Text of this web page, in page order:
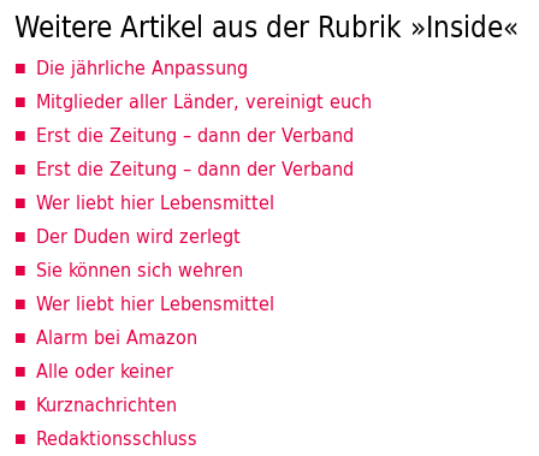
Weitere Artikel aus der Rubrik »Inside«
Die jährliche Anpassung
Mitglieder aller Länder, vereinigt euch
Erst die Zeitung – dann der Verband
Erst die Zeitung – dann der Verband
Wer liebt hier Lebensmittel
Der Duden wird zerlegt
Sie können sich wehren
Wer liebt hier Lebensmittel
Alarm bei Amazon
Alle oder keiner
Kurznachrichten
Redaktionsschluss